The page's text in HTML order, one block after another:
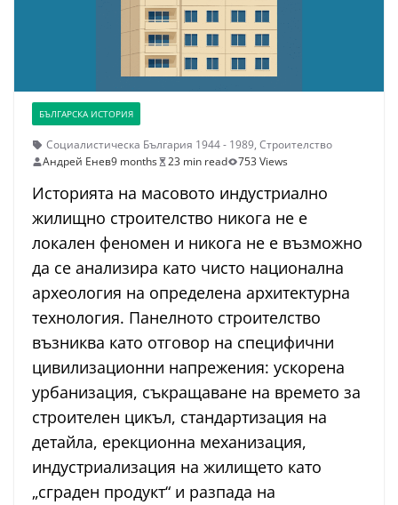
БЪЛГАРСКА ИСТОРИЯ
Социалистическа България 1944 - 1989, Строителство
Андрей Енев9 months 23 min read 753 Views
Историята на масовото индустриално
жилищно строителство никога не е
локален феномен и никога не е възможно
да се анализира като чисто национална
археология на определена архитектурна
технология. Панелното строителство
възниква като отговор на специфични
цивилизационни напрежения: ускорена
урбанизация, съкращаване на времето за
строителен цикъл, стандартизация на
детайла, ерекционна механизация,
индустриализация на жилището като
„сграден продукт“ и разпада на